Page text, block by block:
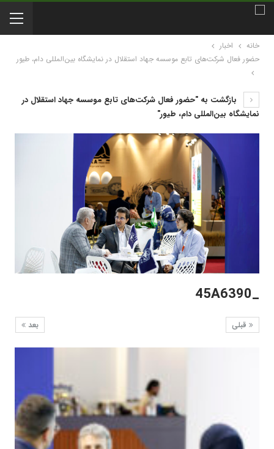
خانه
اخبار
حضور فعال شرکت‌های تابع موسسه جهاد استقلال در نمایشگاه‌ بین‌المللی دام، طیور
بازگشت به "حضور فعال شرکت‌های تابع موسسه جهاد استقلال در
نمایشگاه‌ بین‌المللی دام، طیور"
_45A6390
بعد قبلی